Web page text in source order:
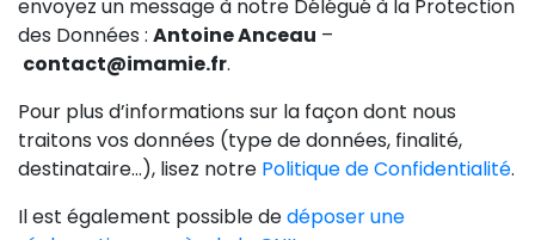
envoyez un message à notre Délégué à la Protection
des Données : Antoine Anceau –
contact@imamie.fr.
Pour plus d’informations sur la façon dont nous
traitons vos données (type de données, finalité,
destinataire…), lisez notre Politique de Confidentialité.
Il est également possible dedéposer une